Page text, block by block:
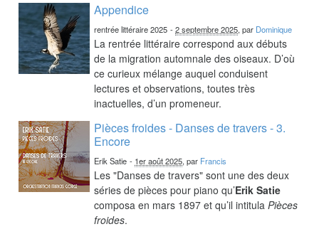
Appendice
rentrée littéraire 2025 -2 septembre 2025, par Dominique
La rentrée littéraire correspond aux débuts
de la migration automnale des oiseaux. D’où
ce curieux mélange auquel conduisent
lectures et observations, toutes très
inactuelles, d’un promeneur.
Pièces froides - Danses de travers - 3.
Encore
Erik Satie - 1er août 2025, par Francis
Les "Danses de travers" sont une des deux
séries de pièces pour piano qu’Erik Satie
composa en mars 1897 et qu’il intitulaPièces
froides.